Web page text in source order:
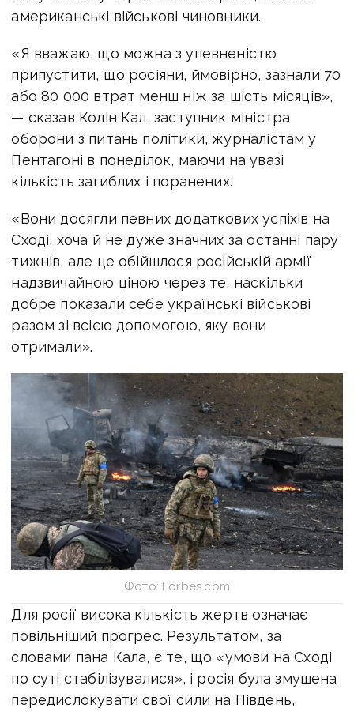
американські військові чиновники.
«Я вважаю, що можна з упевненістю
припустити, що росіяни, ймовірно, зазнали 70
або 80 000 втрат менш ніж за шість місяців»,
— сказав Колін Кал, заступник міністра
оборони з питань політики, журналістам у
Пентагоні в понеділок, маючи на увазі
кількість загиблих і поранених.
«Вони досягли певних додаткових успіхів на
Сході, хоча й не дуже значних за останні пару
тижнів, але це обійшлося російській армії
надзвичайною ціною через те, наскільки
добре показали себе українські військові
разом зі всією допомогою, яку вони
отримали».
Фото: Forbes.com
Для росії висока кількість жертв означає
повільніший прогрес. Результатом, за
словами пана Кала, є те, що «умови на Сході
по суті стабілізувалися», і росія була змушена
передислокувати свої сили на Південь,